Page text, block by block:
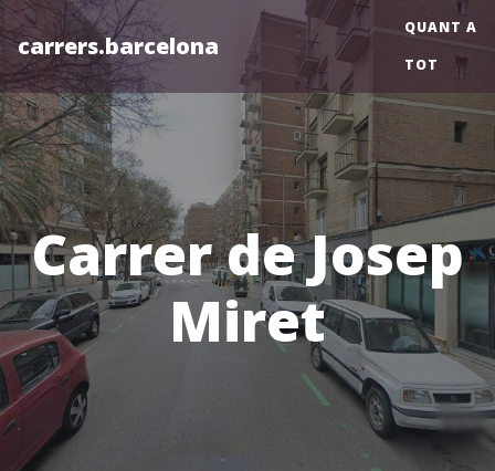
carrers.barcelona
QUANT A
TOT
Carrer de Josep
Miret